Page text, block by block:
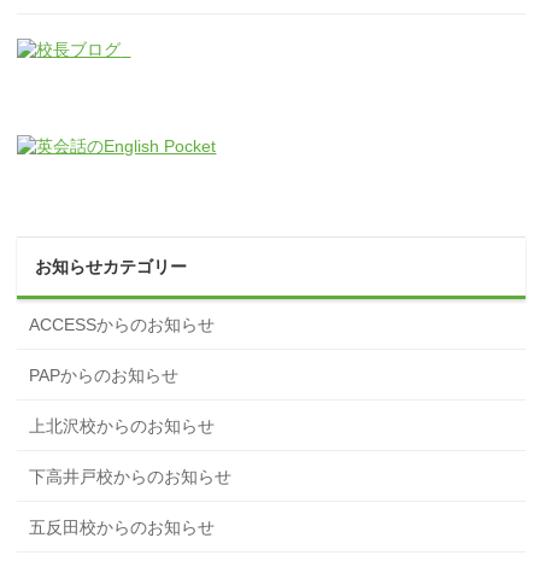
お知らせカテゴリー
ACCESSからのお知らせ
PAPからのお知らせ
上北沢校からのお知らせ
下高井戸校からのお知らせ
五反田校からのお知らせ